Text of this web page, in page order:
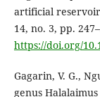
artificial
14, no. 3, pp.
https://doi.org/
Gagarin, V. G.,
genus